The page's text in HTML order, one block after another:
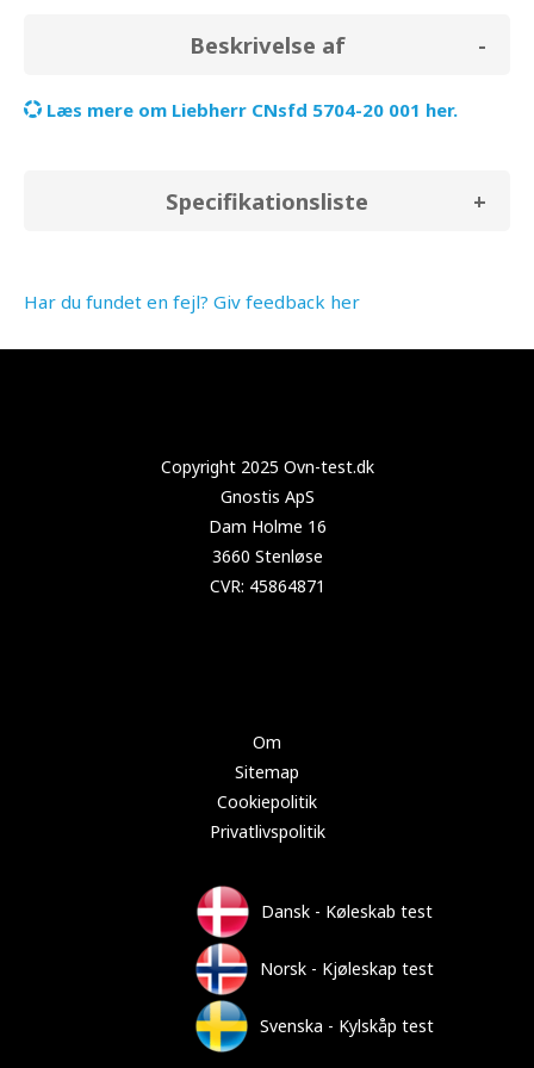
Beskrivelse af
Læs mere om Liebherr CNsfd 5704-20 001 her.
Specifikationsliste
Har du fundet en fejl? Giv feedback her
Om
Sitemap
Cookiepolitik
Privatlivspolitik
Dansk - Køleskab test
Norsk - Kjøleskap test
Svenska - Kylskåp test